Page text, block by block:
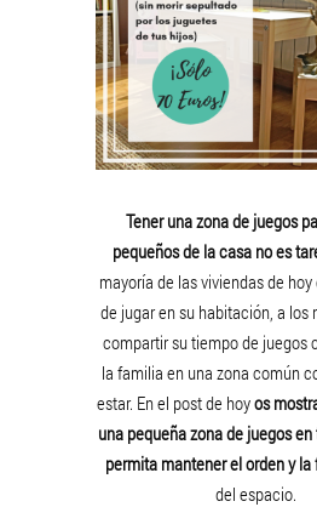
Tener una zona de juegos
pequeños de la casa no es
mayoría de las viviendas de
de jugar en su habitación, a los
compartir su tiempo de juegos
la familia en una zona común
estar. En el post de hoyos
una pequeña zona de juegos
permita mantener el orden y
del espacio.